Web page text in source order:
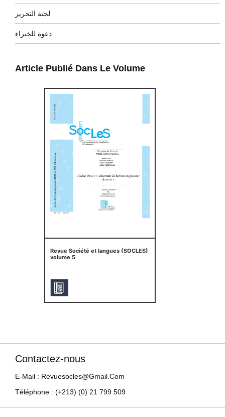
لجنة التحرير
دعوة للخبراء
Article Publié Dans Le Volume
Revue Société et langues (SOCLES)
volume 5
Contactez-nous
E-Mail : Revuesocles@gmail.com
Téléphone : (+213) (0) 21 799 509